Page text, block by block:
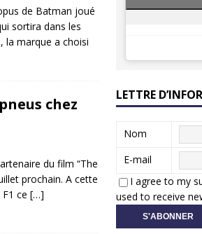
de Batman joué
sortira dans les
la marque a choisi
chez
du film “The
prochain. A cette
ce […]
LETTRE
Nom
E-mail
I agree to my
used to receive